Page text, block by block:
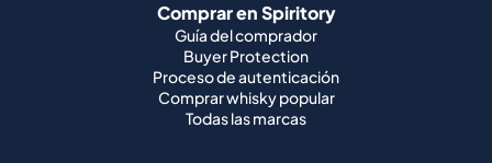
Comprar en Spiritory
Guía del comprador
Buyer Protection
Proceso de autenticación
Comprar whisky popular
Todas las marcas